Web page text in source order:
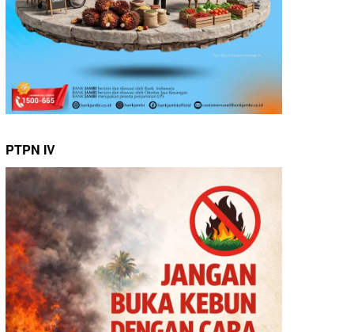
PTPN IV